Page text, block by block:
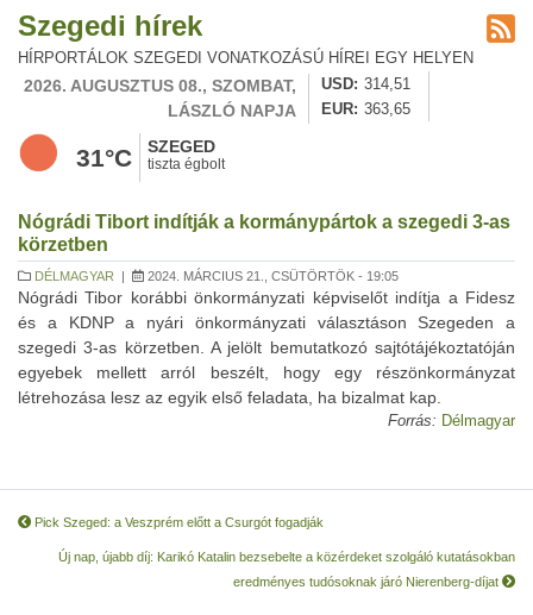
Szegedi hírek
HÍRPORTÁLOK SZEGEDI VONATKOZÁSÚ HÍREI EGY HELYEN
2026. AUGUSZTUS 08., SZOMBAT,
LÁSZLÓ NAPJA
USD
314,51
EUR
363,65
31°C SZEGED
tiszta égbolt
Nógrádi Tibort indítják a kormánypártok a szegedi 3-as
körzetben
DÉLMAGYAR | 2024. MÁRCIUS 21., CSÜTÖRTÖK - 19:05
Nógrádi Tibor korábbi önkormányzati képviselőt indítja a Fidesz
és a KDNP a nyári önkormányzati választáson Szegeden a
szegedi 3-as körzetben. A jelölt bemutatkozó sajtótájékoztatóján
egyebek mellett arról beszélt, hogy egy részönkormányzat
létrehozása lesz az egyik első feladata, ha bizalmat kap.
Forrás: Délmagyar
Pick Szeged: a Veszprém előtt a Csurgót fogadják
Új nap, újabb díj: Karikó Katalin bezsebelte a közérdeket szolgáló kutatásokban
eredményes tudósoknak járó Nierenberg-díjat